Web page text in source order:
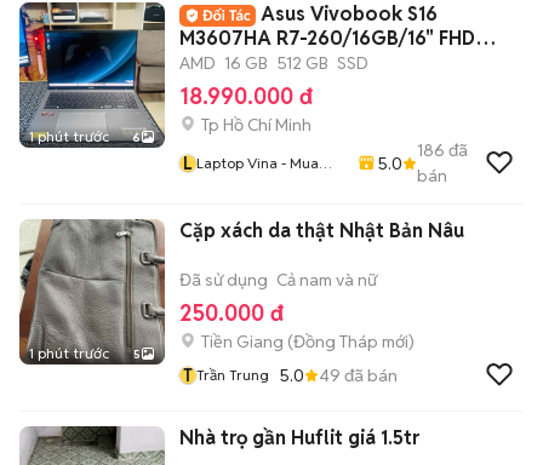
1 phút trước 6
Asus Vivobook S16
M3607HA R7-260/16GB/16" FHD
OLED
AMD 16 GB 512 GB SSD
18.990.000 đ
Tp Hồ Chí Minh
L Laptop Vina - Mua
5.0
186 đã
bán
1 phút trước 5
Cặp xách da thật Nhật Bản Nâu
Đã sử dụng Cả nam và nữ
250.000 đ
Tiền Giang (Đồng Tháp mới)
T Trần Trung 5.0 49 đã bán
Nhà trọ gần Huflit giá 1.5tr